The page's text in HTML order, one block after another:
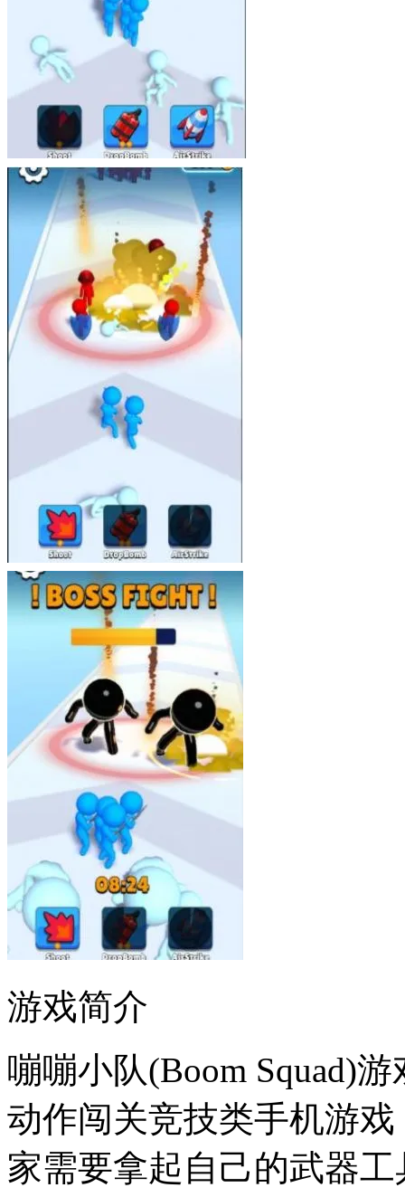
游戏简介
嘣嘣小队(Boom Squad)
动作闯关竞技类手机游
家需要拿起自己的武器